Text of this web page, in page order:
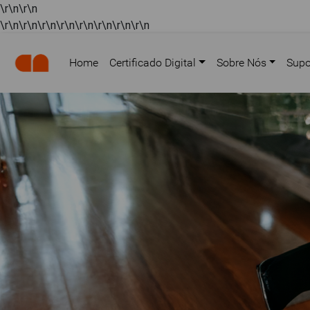
\r\n\r\n
\r\n\r\n\r\n\r\n\r\n\r\n\r\n\r\n
Home Certificado Digital Sobre Nós